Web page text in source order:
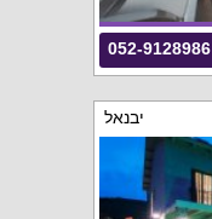
052-9128986
יבנאל